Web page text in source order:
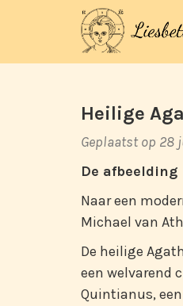
Heilige
Geplaatst op 28
De afbeelding
Naar een
Michael van
De heilige
een welvarend
Quintianus,